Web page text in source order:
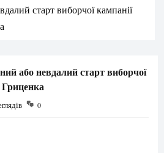
старт виборчої кампанії
або невдалий старт виборчої
Гриценка
0